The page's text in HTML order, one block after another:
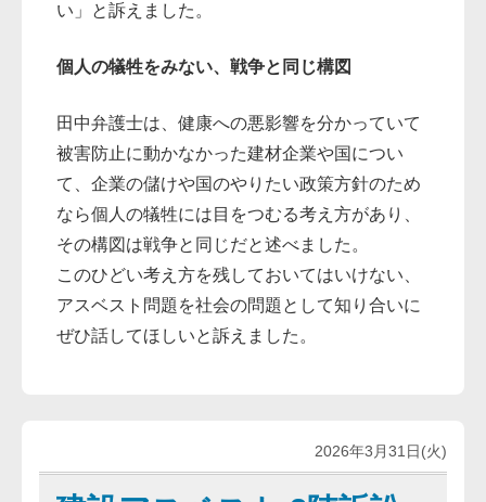
い」と訴えました。
個人の犠牲をみない、戦争と同じ構図
田中弁護士は、健康への悪影響を分かっていて
被害防止に動かなかった建材企業や国につい
て、企業の儲けや国のやりたい政策方針のため
なら個人の犠牲には目をつむる考え方があり、
その構図は戦争と同じだと述べました。
このひどい考え方を残しておいてはいけない、
アスベスト問題を社会の問題として知り合いに
ぜひ話してほしいと訴えました。
2026年3月31日(火)